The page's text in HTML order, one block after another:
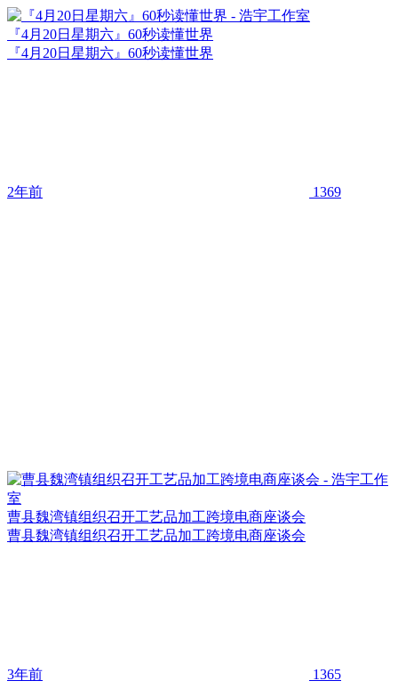
『4月20日星期六』60秒读懂世界
『4月20日星期六』60秒读懂世界
2年前 1369
曹县魏湾镇组织召开工艺品加工跨境电商座谈会
曹县魏湾镇组织召开工艺品加工跨境电商座谈会
3年前 1365